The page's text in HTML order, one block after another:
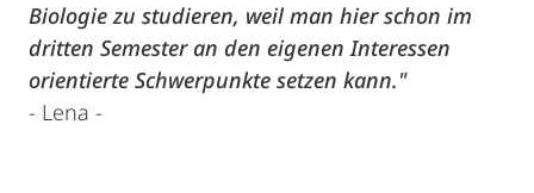
Biologie zu studieren, weil man hier schon im
dritten Semester an den eigenen Interessen
orientierte Schwerpunkte setzen kann."
- Lena -